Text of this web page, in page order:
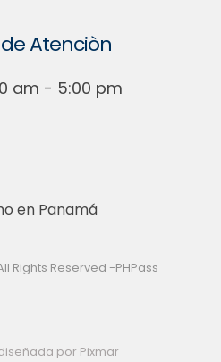
Atenciòn
am - 5:00 pm
en Panamá
Rights Reserved -PHPass
por Pixmar